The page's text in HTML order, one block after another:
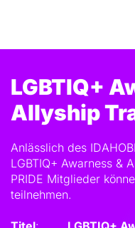
LGBTIQ+
Allyship
Anlässlich des
LGBTIQ+ Awarness &
PRIDE Mitglieder
teilnehmen.